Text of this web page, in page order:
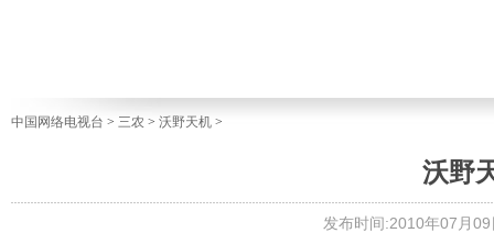
中国网络电视台 > 三农 > 沃野天机 >
沃野
发布时间:2010年07月